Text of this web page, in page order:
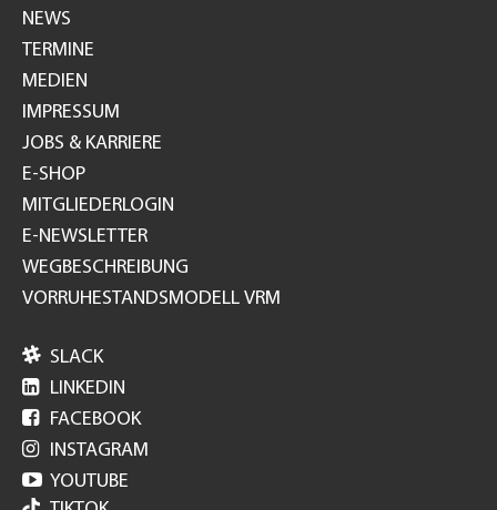
NEWS
TERMINE
MEDIEN
IMPRESSUM
JOBS & KARRIERE
E-SHOP
MITGLIEDERLOGIN
E-NEWSLETTER
WEGBESCHREIBUNG
VORRUHESTANDSMODELL VRM
 SLACK
 LINKEDIN
 FACEBOOK
 INSTAGRAM
 YOUTUBE